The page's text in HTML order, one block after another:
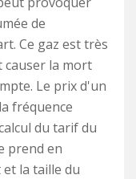
de
Ce gaz est très
causer la mort
Le prix d'un
fréquence
du tarif du
prend en
la taille du